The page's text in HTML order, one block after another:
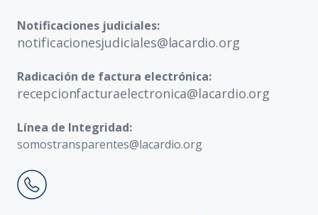
Notificaciones judiciales:
notificacionesjudiciales@lacardio.org
Radicación de factura electrónica:
recepcionfacturaelectronica@lacardio.org
Línea de Integridad:
somostransparentes@lacardio.org